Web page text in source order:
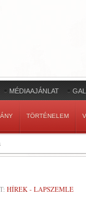
MÉDIAAJÁNLAT
TÖRTÉNELEM
HÍREK - LAPSZEMLE